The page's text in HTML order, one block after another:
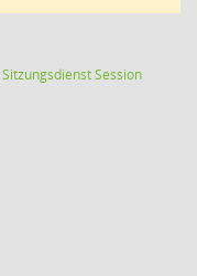
SitzungsdienstSession(Wird in